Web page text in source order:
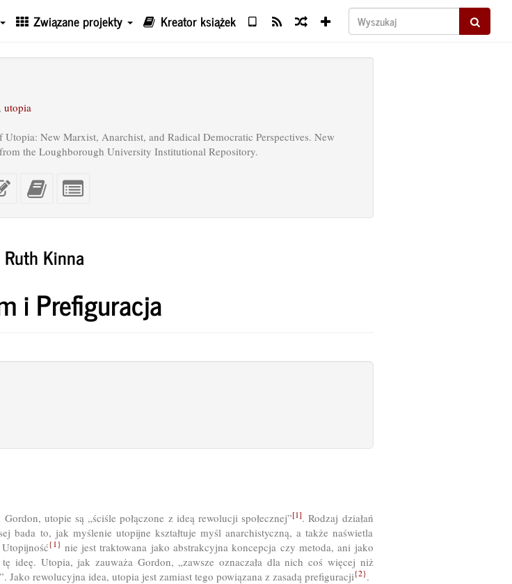
Wyszukaj
Związane projekty Kreator książek
utopia
New Marxist, Anarchist, and Radical Democratic Perspectives. New
the Loughborough University Institutional Repository.
Edytuj
ten
Dodaj
ten
książek
Ruth Kinna
i Prefiguracja
utopie są „ściśle połączone z ideą rewolucji społecznej”[1]. Rodzaj działań
bada to, jak myślenie utopijne kształtuje myśl anarchistyczną, a także naświetla
{1} nie jest traktowana jako abstrakcyjna koncepcja czy metoda, ani jako
ideę. Utopia, jak zauważa Gordon, „zawsze oznaczała dla nich coś więcej niż
Jako rewolucyjna idea, utopia jest zamiast tego powiązana z zasadą prefiguracji{2}.